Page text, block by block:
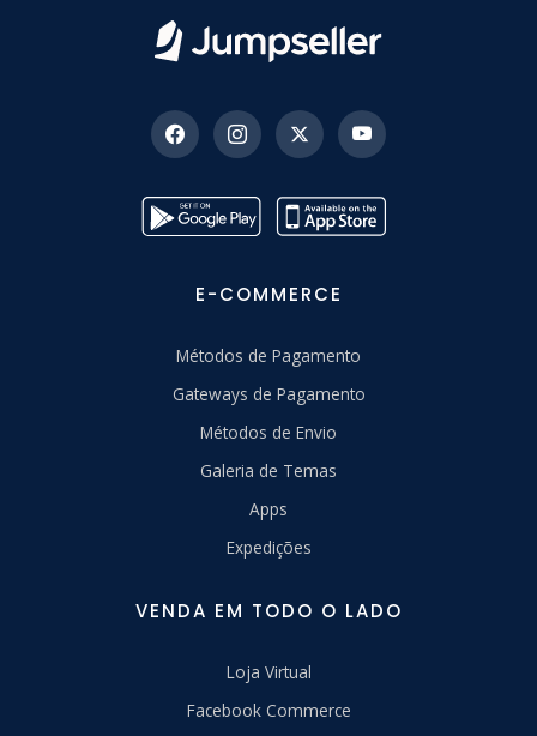
E-COMMERCE
Métodos de Pagamento
Gateways de Pagamento
Métodos de Envio
Galeria de Temas
Apps
Expedições
VENDA EM TODO O LADO
Loja Virtual
Facebook Commerce